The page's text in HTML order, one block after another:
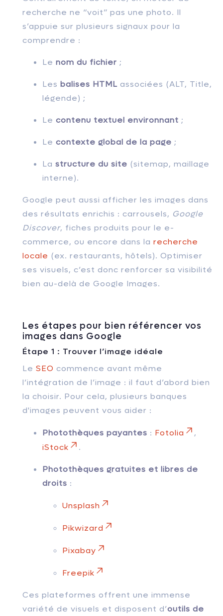
recherche ne “voit” pas une photo. Il
s’appuie sur plusieurs signaux pour la
comprendre :
Le nom du fichier ;
Les balises HTML associées (ALT, Title,
légende) ;
Le contenu textuel environnant ;
Le contexte global de la page ;
La structure du site (sitemap, maillage
interne).
Google peut aussi afficher les images dans
des résultats enrichis : carrousels, Google
Discover, fiches produits pour le e-
commerce, ou encore dans la recherche
locale (ex. restaurants, hôtels). Optimiser
ses visuels, c’est donc renforcer sa visibilité
bien au-delà de Google Images.
Les étapes pour bien référencer vos
images dans Google
Étape 1 : Trouver l’image idéale
Le SEO commence avant même
l’intégration de l’image : il faut d’abord bien
la choisir. Pour cela, plusieurs banques
d'images peuvent vous aider :
Photothèques payantes : Fotolia
,
iStock
.
Photothèques gratuites et libres de
droits :
Unsplash
Pikwizard
Pixabay
Freepik
Ces plateformes offrent une immense
variété de visuels et disposent d’outils de